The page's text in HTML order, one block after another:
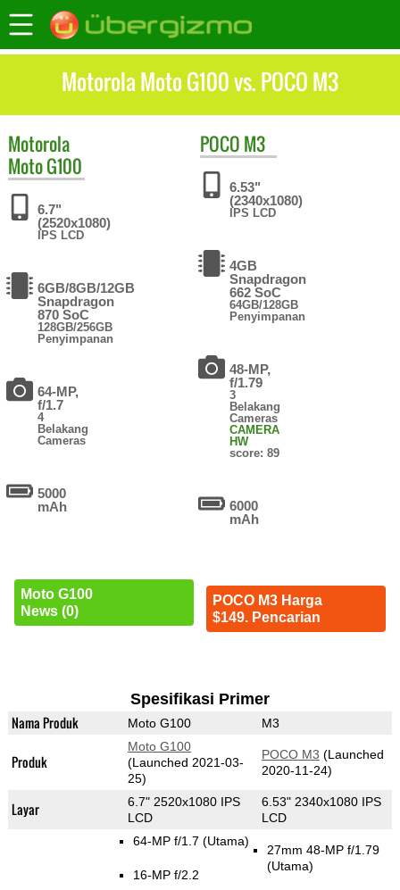
Motorola Moto G100 vs. POCO M3
Motorola
Moto G100
6.7"
(2520x1080)
IPS LCD
6GB/8GB/12GB
Snapdragon
870 SoC
128GB/256GB
Penyimpanan
64-MP,
f/1.7
4
Belakang
Cameras
5000
mAh
Moto G100
News (0)
POCO M3
6.53"
(2340x1080)
IPS LCD
4GB
Snapdragon
662 SoC
64GB/128GB
Penyimpanan
48-MP,
f/1.79
3
Belakang
Cameras
CAMERA
HW
score: 89
6000
mAh
POCO M3 Harga
$149. Pencarian
Spesifikasi Primer
Nama Produk Moto G100 M3
Produk
Moto G100
(Launched 2021-03-
25)
POCO M3 (Launched
2020-11-24)
Layar
6.7" 2520x1080 IPS
LCD
6.53" 2340x1080 IPS
LCD
64-MP f/1.7 (Utama)
16-MP f/2.2
27mm 48-MP f/1.79
(Utama)